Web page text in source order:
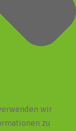
wir
zu